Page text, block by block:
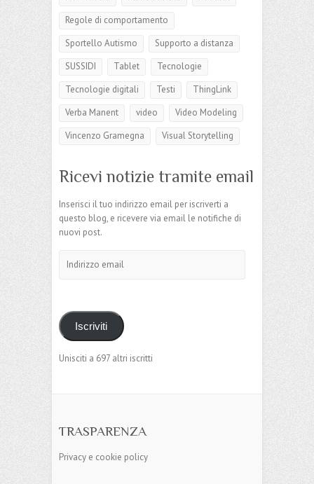
Regole di comportamento
Sportello Autismo
Supporto a distanza
SUSSIDI
Tablet
Tecnologie
Tecnologie digitali
Testi
ThingLink
Verba Manent
video
Video Modeling
Vincenzo Gramegna
Visual Storytelling
Ricevi notizie tramite email
Inserisci il tuo indirizzo email per iscriverti a
questo blog, e ricevere via email le notifiche di
nuovi post.
email
Iscriviti
Unisciti a 697 altri iscritti
TRASPARENZA
Privacy e cookie policy